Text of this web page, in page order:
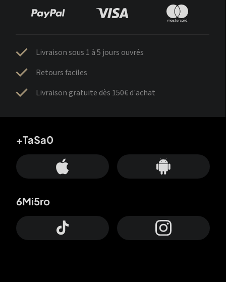
Livraison sous 1 à 5 jours ouvrés
Retours faciles
Livraison gratuite dès 150€ d'achat
+TaSa0
6Mi5ro